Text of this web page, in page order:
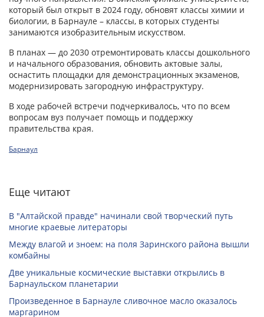
который был открыт в 2024 году, обновят классы химии и
биологии, в Барнауле – классы, в которых студенты
занимаются изобразительным искусством.
В планах — до 2030 отремонтировать классы дошкольного
и начального образования, обновить актовые залы,
оснастить площадки для демонстрационных экзаменов,
модернизировать загородную инфраструктуру.
В ходе рабочей встречи подчеркивалось, что по всем
вопросам вуз получает помощь и поддержку
правительства края.
Барнаул
Еще читают
В "Алтайской правде" начинали свой творческий путь
многие краевые литераторы
Между влагой и зноем: на поля Заринского района вышли
комбайны
Две уникальные космические выставки открылись в
Барнаульском планетарии
Произведенное в Барнауле сливочное масло оказалось
маргарином